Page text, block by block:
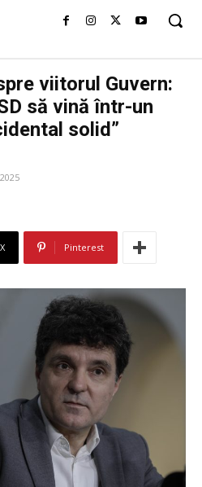
viitorul Guvern:
să vină într-un
solid”
X Pinterest